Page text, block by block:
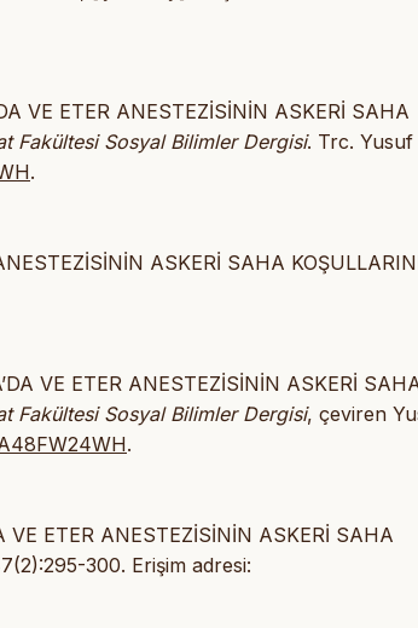
VE ETER ANESTEZİSİNİN ASKERİ SAHA
Fakültesi Sosyal Bilimler Dergisi. Trc. Yusuf
.
ASKERİ SAHA
VE ETER ANESTEZİSİNİN ASKERİ
Fakültesi Sosyal Bilimler Dergisi, çeviren
.
VE ETER ANESTEZİSİNİN ASKERİ SAHA
300. Erişim adresi: